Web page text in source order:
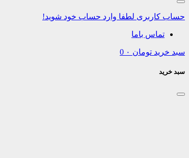
حساب کاربری لطفا وارد حساب خود شوید!
تماس باما
سبد خرید تومان 0
سبد خرید